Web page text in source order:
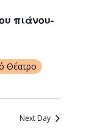
Views
πιάνου-
Θέατρο
Next Day